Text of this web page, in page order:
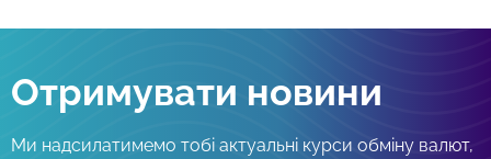
Отримувати новини
Ми надсилатимемо тобі актуальні курси обміну валют,